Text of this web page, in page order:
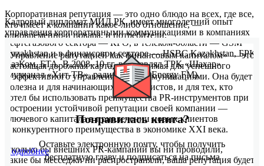
Корпоративная репутация — это одно блюдо на всех, где все,
кто имеет к компании какое-либо отношение, —
одновременно и повара, и потребители.
«Управление репутацией как финансовым капиталом» — это
настоящая дорожная карта, необходимая для успешного
и эффективного управления PR-коммуникациями. Она будет
полезна и для начинающих специалистов, и для тех, кто
хотел бы использовать преимущества PR-инструментов при
построении устойчивой репутации своей компании —
ключевого капитала в привлечении новых клиентов
и конкурентного преимущества в экономике XXI века.
Сколько бы внешних PR-кампаний вы ни проводили,
какие бы месседжи ни распространяли, ваша репутация будет
Кадровый дипломат МИД РК, имеет многолетний опыт
управления корпоративными коммуникациями в компаниях
нефтегазового сектора — КРО, в телеком-области — GSM
Kazakhstan и в финансовом секторе — HSBC Kazakhstan, БРК,
КазКом, БТА. В 2008–10 гг. возглавлял ТРК «Шахар»
(музканал «Хит-ТВ», радиостанция Energy FM).
Подробнее
Понравилась книга?
Оставьте электронную почту, чтобы получить
бесплатную главу и подписаться на письма